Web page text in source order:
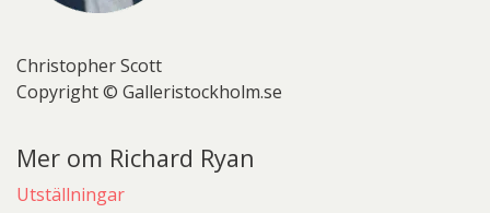
Christopher Scott
Copyright © Galleristockholm.se
Mer om Richard Ryan
Utställningar